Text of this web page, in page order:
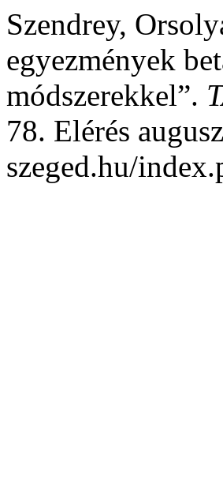
Szendrey,
egyezmények
módszerekkel”.
78. Elérés
szeged.hu/